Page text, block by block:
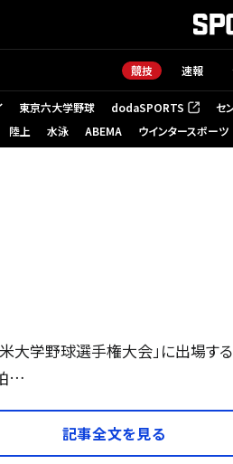
競技 速報
東京六大学野球 dodaSPORTS
（新しいタブで開く） セ
陸上 水泳 ABEMA ウインタースポーツ
大学野球選手権大会」に出場す
…
記事全文を見る